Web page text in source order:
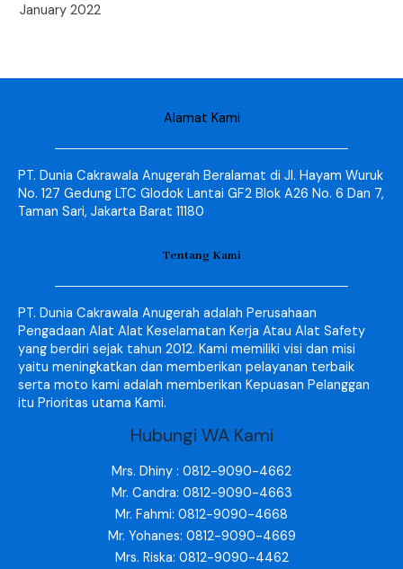
January 2022
Alamat Kami
PT. Dunia Cakrawala Anugerah Beralamat di Jl. Hayam Wuruk
No. 127 Gedung LTC Glodok Lantai GF2 Blok A26 No. 6 Dan 7,
Taman Sari, Jakarta Barat 11180
Tentang Kami
PT. Dunia Cakrawala Anugerah adalah Perusahaan
Pengadaan Alat Alat Keselamatan Kerja Atau Alat Safety
yang berdiri sejak tahun 2012. Kami memiliki visi dan misi
yaitu meningkatkan dan memberikan pelayanan terbaik
serta moto kami adalah memberikan Kepuasan Pelanggan
itu Prioritas utama Kami.
Hubungi WA Kami
Mrs. Dhiny : 0812-9090-4662
Mr. Candra: 0812-9090-4663
Mr. Fahmi: 0812-9090-4668
Mr. Yohanes: 0812-9090-4669
Mrs. Riska: 0812-9090-4462